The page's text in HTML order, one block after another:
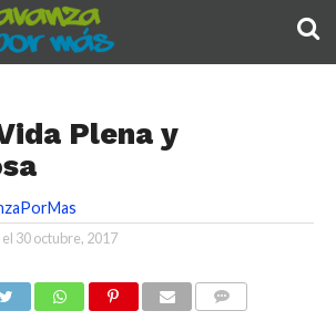
Plena y
30 octubre, 2017